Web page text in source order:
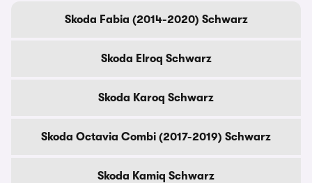
Skoda Fabia (2014-2020) Schwarz
Skoda Elroq Schwarz
Skoda Karoq Schwarz
Skoda Octavia Combi (2017-2019) Schwarz
Skoda Kamiq Schwarz